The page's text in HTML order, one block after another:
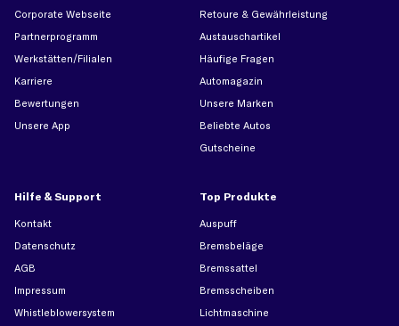
Corporate Webseite
Partnerprogramm
Werkstätten/Filialen
Karriere
Bewertungen
Unsere App
Retoure & Gewährleistung
Austauschartikel
Häufige Fragen
Automagazin
Unsere Marken
Beliebte Autos
Gutscheine
Hilfe & Support
Kontakt
Datenschutz
AGB
Impressum
Whistleblowersystem
Top Produkte
Auspuff
Bremsbeläge
Bremssattel
Bremsscheiben
Lichtmaschine